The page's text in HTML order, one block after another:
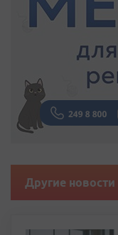
Другие новости